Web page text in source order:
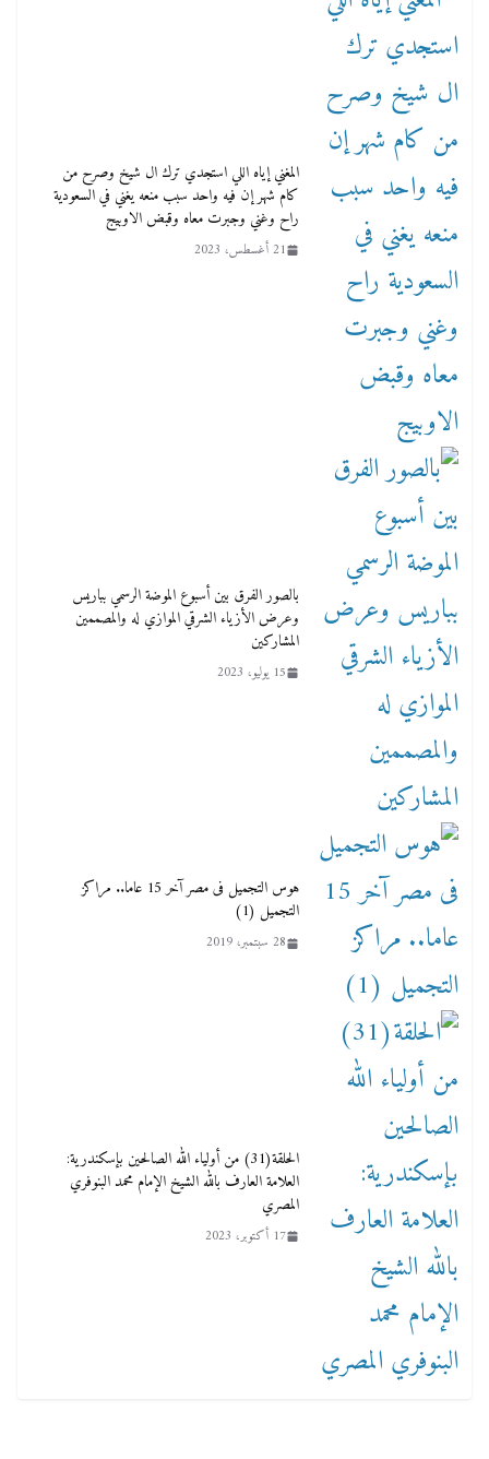
المغني إياه اللي استجدي ترك ال شيخ وصرح من
كام شهر إن فيه واحد سبب منعه يغني في السعودية
راح وغني وجبرت معاه وقبض الاوبيج
21 أغسطس، 2023
بالصور الفرق بين أسبوع الموضة الرسمي بباريس
وعرض الأزياء الشرقي الموازي له والمصممين
المشاركين
15 يوليو، 2023
هوس التجميل فى مصر آخر 15 عاما.. مراكز
التجميل (1)
28 سبتمبر، 2019
الحلقة(31) من أولياء الله الصالحين بإسكندرية:
العلامة العارف بالله الشيخ الإمام محمد البنوفري
المصري
17 أكتوبر، 2023